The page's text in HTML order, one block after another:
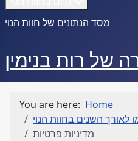
מסד הנתונים של חוות הנוי
של רות בנימין
You are here: Home
לאורך השנים בחוות הנוי
מדיניות פרטיות